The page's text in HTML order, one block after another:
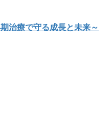
治療で守る成長と未来～